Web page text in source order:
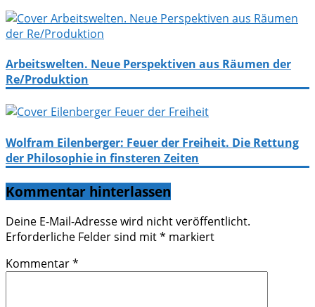
Arbeitswelten. Neue Perspektiven aus Räumen der
Re/Produktion
Wolfram Eilenberger: Feuer der Freiheit. Die Rettung
der Philosophie in finsteren Zeiten
Kommentar hinterlassen
Deine E-Mail-Adresse wird nicht veröffentlicht.
Erforderliche Felder sind mit* markiert
Kommentar*